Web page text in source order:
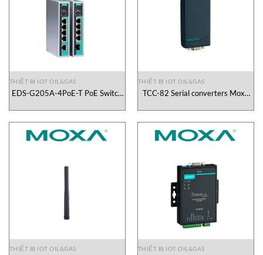
THIẾT BỊ IOT OIL&GAS
EDS-G205A-4PoE-T PoE Switch
THIẾT BỊ IOT OIL&GAS
TCC-82 Serial converters Moxa
THIẾT BỊ IOT OIL&GAS THIẾT BỊ IOT OIL&GAS